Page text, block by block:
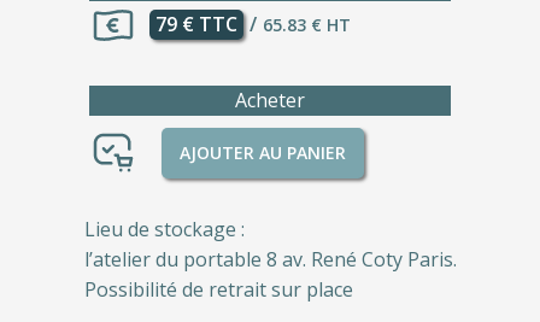
79 € TTC / 65.83 € HT
Acheter
AJOUTER AU PANIER
Lieu de stockage :
l’atelier du portable 8 av. René Coty Paris.
Possibilité de retrait sur place